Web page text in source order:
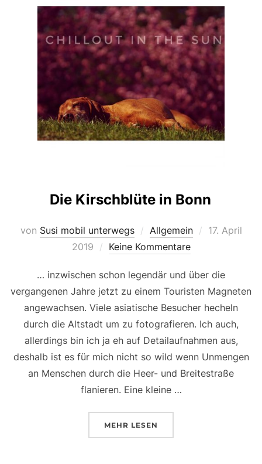
Die Kirschblüte in Bonn
von Susi mobil unterwegs Allgemein
17. April
2019
Keine Kommentare
… inzwischen schon legendär und über die
vergangenen Jahre jetzt zu einem Touristen Magneten
angewachsen. Viele asiatische Besucher hecheln
durch die Altstadt um zu fotografieren. Ich auch,
allerdings bin ich ja eh auf Detailaufnahmen aus,
deshalb ist es für mich nicht so wild wenn Unmengen
an Menschen durch die Heer- und Breitestraße
flanieren. Eine kleine …
MEHR ÜBER „DIE KIRSCHBLÜTE IN
LESEN